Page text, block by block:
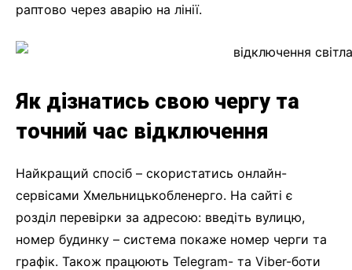
раптово через аварію на лінії.
Як дізнатись свою чергу та
точний час відключення
Найкращий спосіб – скористатись онлайн-
сервісами Хмельницькобленерго. На сайті є
розділ перевірки за адресою: введіть вулицю,
номер будинку – система покаже номер черги та
графік. Також працюють Telegram- та Viber-боти